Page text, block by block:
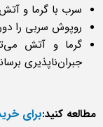
سرب با گرما و
روپوش سربی را
گرما و آتش
جبران‌ناپذیری
مطالعه کنید:برای